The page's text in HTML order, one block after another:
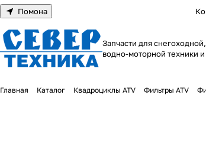
Помона
Запчасти для снегоходной,
водно-моторной техники и
Главная Каталог Квадроциклы ATV Фильтры ATV